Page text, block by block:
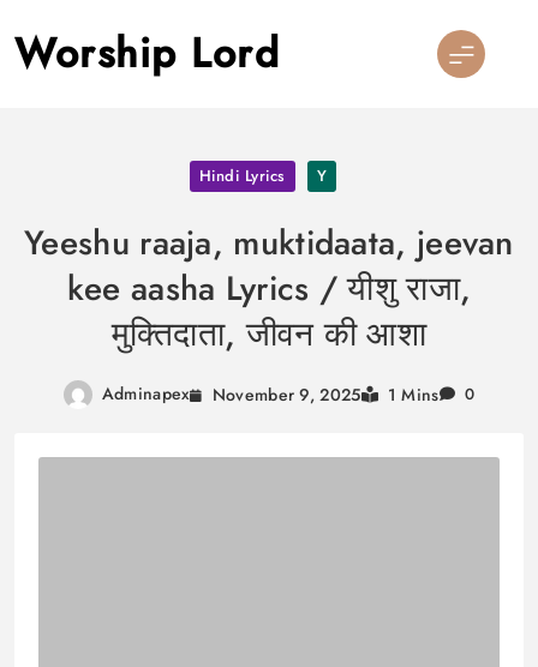
to
content
Worship Lord
Hindi Lyrics Y
Yeeshu raaja, muktidaata, jeevan
kee aasha Lyrics / यीशु राजा,
मुक्तिदाता, जीवन की आशा
Adminapex November 9, 2025 1 Mins 0